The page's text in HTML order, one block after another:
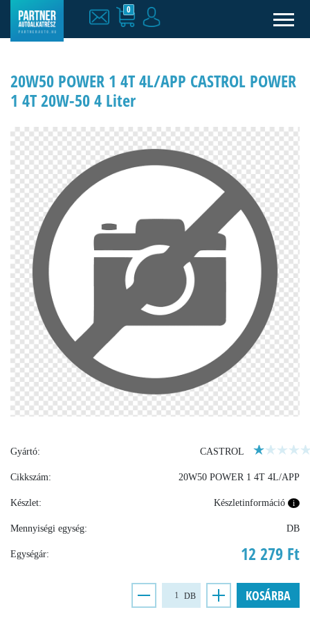
0
20W50 POWER 1 4T 4L/APP CASTROL POWER
1 4T 20W-50 4 Liter
Gyártó: CASTROL
Cikkszám: 20W50 POWER 1 4T 4L/APP
Készlet: Készletinformáció i
Mennyiségi egység: DB
Egységár: 12 279 Ft
DB KOSÁRBA